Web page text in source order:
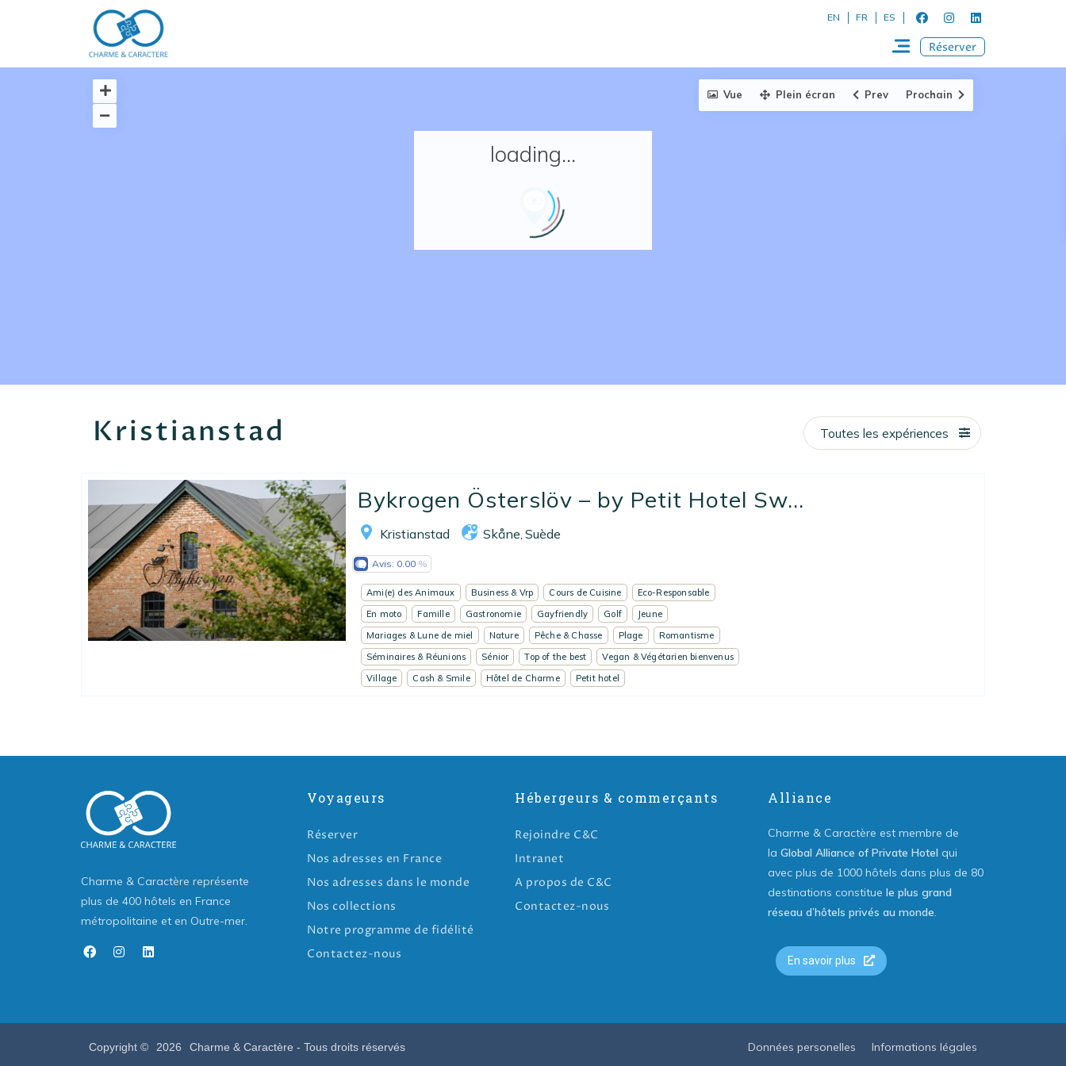
FR ES
EN FR ES
Réserver
loading...
Vue Plein écran Prev Prochain
Kristianstad Toutes les expériences
Bykrogen Österslöv – by Petit Hotel Sw...
Kristianstad Skåne Suède
Avis: 0.00
Ami(e) des Animaux Business & Vrp Cours de Cuisine
Eco-Responsable
En moto
Famille Gastronomie Gayfriendly Golf
Jeune
Mariages & Lune de miel
Nature Pêche & Chasse Plage
Romantisme
Séminaires & Réunions
Sénior Top of the best
Vegan & Végétarien bienvenus
Village
Cash & Smile Hôtel de Charme Petit hotel
Charme & Caractère représente
plus de 400 hôtels en France
métropolitaine et en Outre-mer.
Voyageurs
Réserver
Nos adresses en France
Nos adresses dans le monde
Nos collections
Notre programme de fidélité
Contactez-nous
Hébergeurs & commerçants
Rejoindre C&C
Intranet
A propos de C&C
Contactez-nous
Alliance
Charme & Caractère est membre de
laGlobal Alliance of Private Hotel qui
avec plus de 1000 hôtels dans plus de 80
destinations constituele plus grand
réseau d’hôtels privés au monde.
En savoir plus
Copyright © 2026 Charme & Caractère - Tous droits réservés Données personelles Informations légales